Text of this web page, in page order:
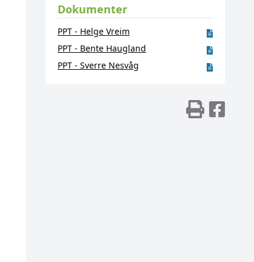
Dokumenter
PPT - Helge Vreim
PPT - Bente Haugland
PPT - Sverre Nesvåg